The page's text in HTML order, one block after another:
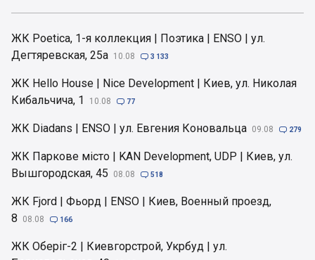
ЖК Poetica, 1-я коллекция | Поэтика | ENSO | ул.
Дегтяревская, 25а 10.08  3 133
ЖК Hello House | Nice Development | Киев, ул. Николая
Кибальчича, 1
10.08  77
ЖК Diadans | ENSO | ул. Евгения Коновальца 09.08  279
ЖК Паркове місто | KAN Development, UDP | Киев, ул.
Вышгородская, 45
08.08  518
ЖК Fjord | Фьорд | ENSO | Киев, Военный проезд,
8
08.08  166
ЖК Оберіг-2 | Киевгорстрой, Укрбуд | ул.